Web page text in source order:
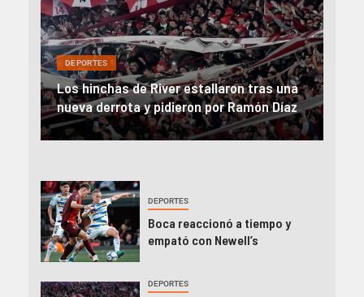
DEPORTES
River, en caída libre: perdió con Central y
el Monumental explotó
DEPORTES
Boca reaccionó a tiempo y
empató con Newell’s
DEPORTES